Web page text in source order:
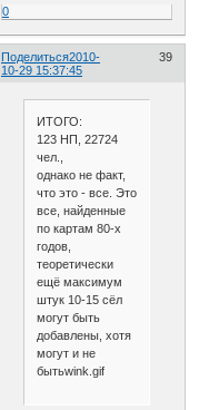
0
Поделиться 39
2010-
10-29 15:37:45
ИТОГО:
123 НП, 22724
чел.,
однако не факт,
что это - все. Это
все, найденные
по картам 80-х
годов,
теоретически
ещё максимум
штук 10-15 сёл
могут быть
добавлены, хотя
могут и не
бытьwink.gif